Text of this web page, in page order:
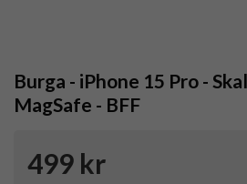
Burga - iPhone 15 Pro -
MagSafe - BFF
499 kr